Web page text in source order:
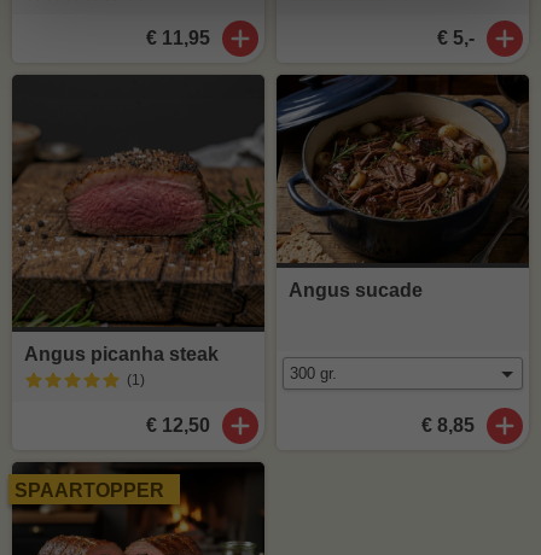
€ 11,95 € 5,-
Angus picanha steak
(1 )
€ 12,50
Angus sucade
€ 8,85
SPAARTOPPER